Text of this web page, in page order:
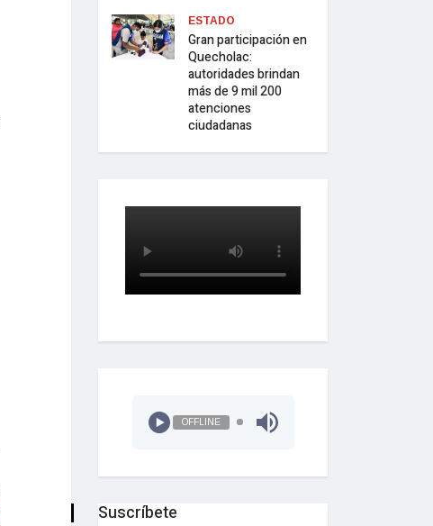
ESTADO
Gran participación en
Quecholac:
autoridades brindan
más de 9 mil 200
atenciones
ciudadanas
OFFLINE
Suscríbete